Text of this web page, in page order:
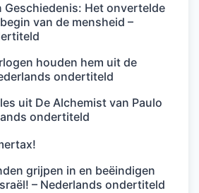
Geschiedenis: Het onvertelde
van de mensheid –
houden hem uit de
ondertiteld
uit De Alchemist van Paulo
ondertiteld
grijpen in en beëindigen
– Nederlands ondertiteld